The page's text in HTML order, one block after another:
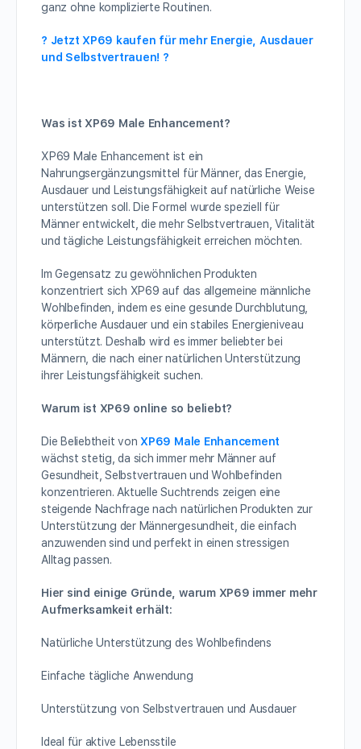
ganz ohne komplizierte Routinen.
? Jetzt XP69 kaufen für mehr Energie, Ausdauer
und Selbstvertrauen! ?
Was ist XP69 Male Enhancement?
XP69 Male Enhancement ist ein
Nahrungsergänzungsmittel für Männer, das Energie,
Ausdauer und Leistungsfähigkeit auf natürliche Weise
unterstützen soll. Die Formel wurde speziell für
Männer entwickelt, die mehr Selbstvertrauen, Vitalität
und tägliche Leistungsfähigkeit erreichen möchten.
Im Gegensatz zu gewöhnlichen Produkten
konzentriert sich XP69 auf das allgemeine männliche
Wohlbefinden, indem es eine gesunde Durchblutung,
körperliche Ausdauer und ein stabiles Energieniveau
unterstützt. Deshalb wird es immer beliebter bei
Männern, die nach einer natürlichen Unterstützung
ihrer Leistungsfähigkeit suchen.
Warum ist XP69 online so beliebt?
Die Beliebtheit vonXP69 Male Enhancement
wächst stetig, da sich immer mehr Männer auf
Gesundheit, Selbstvertrauen und Wohlbefinden
konzentrieren. Aktuelle Suchtrends zeigen eine
steigende Nachfrage nach natürlichen Produkten zur
Unterstützung der Männergesundheit, die einfach
anzuwenden sind und perfekt in einen stressigen
Alltag passen.
Hier sind einige Gründe, warum XP69 immer mehr
Aufmerksamkeit erhält:
Natürliche Unterstützung des Wohlbefindens
Einfache tägliche Anwendung
Unterstützung von Selbstvertrauen und Ausdauer
Ideal für aktive Lebensstile